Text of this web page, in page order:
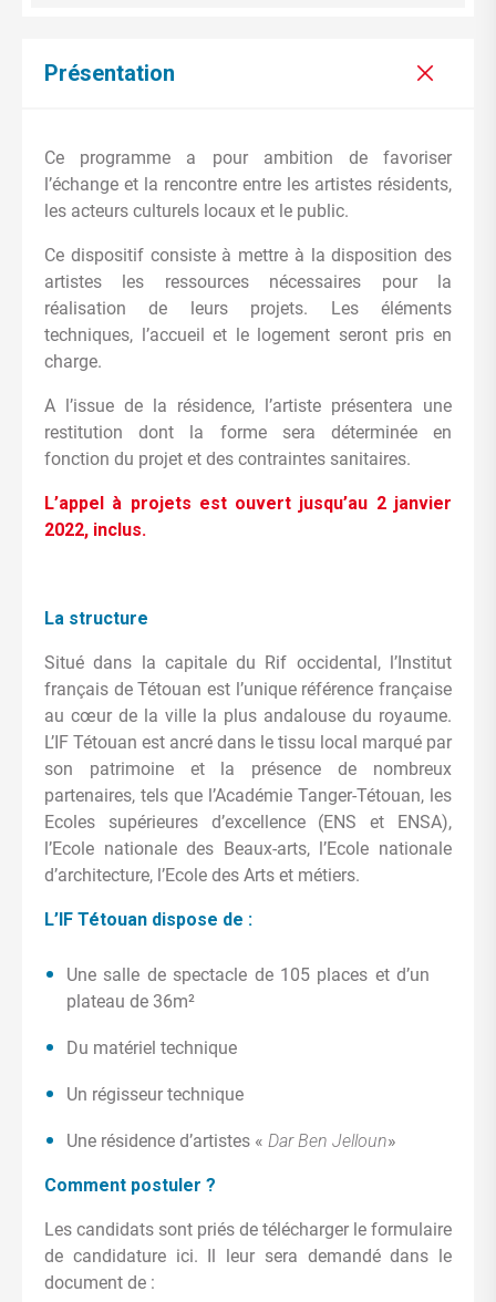
Présentation
Ce programme a pour ambition de favoriser
l’échange et la rencontre entre les artistes résidents,
les acteurs culturels locaux et le public.
Ce dispositif consiste à mettre à la disposition des
artistes les ressources nécessaires pour la
réalisation de leurs projets. Les éléments
techniques, l’accueil et le logement seront pris en
charge.
A l’issue de la résidence, l’artiste présentera une
restitution dont la forme sera déterminée en
fonction du projet et des contraintes sanitaires.
L’appel à projets est ouvert jusqu’au 2 janvier
2022, inclus.
La structure
Situé dans la capitale du Rif occidental, l’Institut
français de Tétouan est l’unique référence française
au cœur de la ville la plus andalouse du royaume.
L’IF Tétouan est ancré dans le tissu local marqué par
son patrimoine et la présence de nombreux
partenaires, tels que l’Académie Tanger-Tétouan, les
Ecoles supérieures d’excellence (ENS et ENSA),
l’Ecole nationale des Beaux-arts, l’Ecole nationale
d’architecture, l’Ecole des Arts et métiers.
L’IF Tétouan dispose de :
Une salle de spectacle de 105 places et d’un
plateau de 36m²
Du matériel technique
Un régisseur technique
Une résidence d’artistes « Dar Ben Jelloun»
Comment postuler ?
Les candidats sont priés de télécharger le formulaire
de candidature ici. Il leur sera demandé dans le
document de :